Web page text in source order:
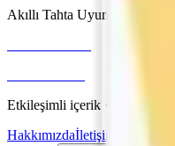
Akıllı Tahta Uyumlu
Etkileşimli içerik · Video
Hakkımızdaİletişim